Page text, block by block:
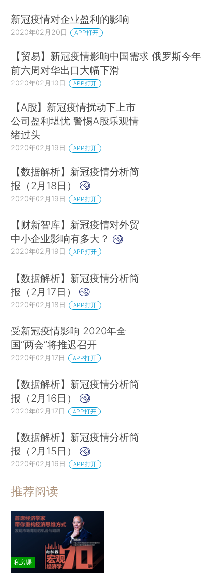
新冠疫情对企业盈利的影响
2020年02月20日 APP打开
【贸易】新冠疫情影响中国需求 俄罗斯今年
前六周对华出口大幅下滑
2020年02月19日 APP打开
【A股】新冠疫情扰动下上市
公司盈利堪忧 警惕A股乐观情
绪过头
2020年02月19日 APP打开
【数据解析】新冠疫情分析简
报（2月18日）
2020年02月19日 APP打开
【财新智库】新冠疫情对外贸
中小企业影响有多大？
2020年02月19日 APP打开
【数据解析】新冠疫情分析简
报（2月17日）
2020年02月18日 APP打开
受新冠疫情影响 2020年全
国“两会”将推迟召开
2020年02月17日 APP打开
【数据解析】新冠疫情分析简
报（2月16日）
2020年02月17日 APP打开
【数据解析】新冠疫情分析简
报（2月15日）
2020年02月16日 APP打开
推荐阅读
私房课